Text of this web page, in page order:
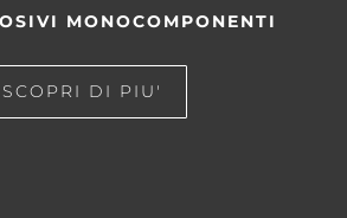
MONOCOMPONENTI
SCOPRI DI PIU'